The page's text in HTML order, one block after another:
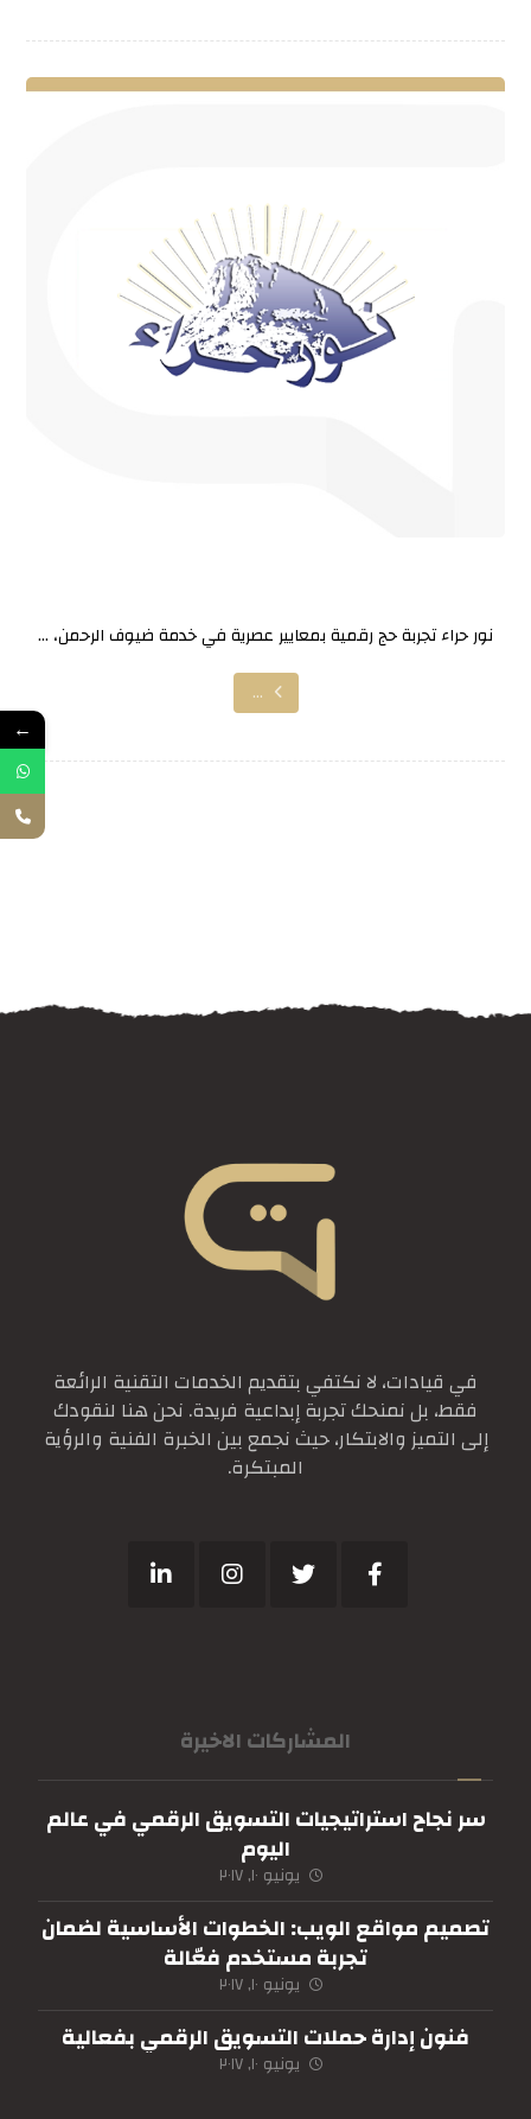
نور حراء تجربة حج رقمية بمعايير عصرية في خدمة ضيوف الرحمن، ...
...
في قيادات، لا نكتفي بتقديم الخدمات التقنية الرائعة
فقط، بل نمنحك تجربة إبداعية فريدة. نحن هنا لنقودك
إلى التميز والابتكار، حيث نجمع بين الخبرة الفنية والرؤية
المبتكرة.
المشاركات الاخيرة
سر نجاح استراتيجيات التسويق الرقمي في عالم
اليوم
يونيو ١٠, ٢٠١٧
تصميم مواقع الويب: الخطوات الأساسية لضمان
تجربة مستخدم فعّالة
يونيو ١٠, ٢٠١٧
فنون إدارة حملات التسويق الرقمي بفعالية
يونيو ١٠, ٢٠١٧
←